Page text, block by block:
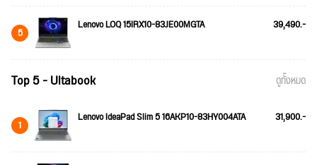
5 Lenovo LOQ 15IRX10-83JE00MGTA 39,490.-
Top 5 - Ultabook ดูทั้งหมด
1 Lenovo IdeaPad Slim 5 16AKP10-83HY004ATA 31,900.-